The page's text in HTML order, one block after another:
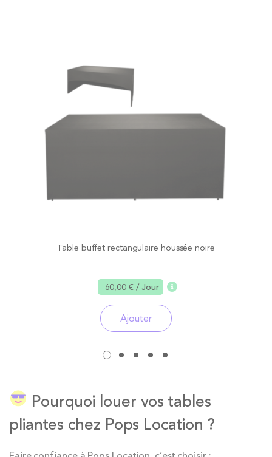
Table buffet rectangulaire houssée noire
60,00 €/ Jour
Ajouter
Pourquoi louer vos tables
pliantes chez Pops Location ?